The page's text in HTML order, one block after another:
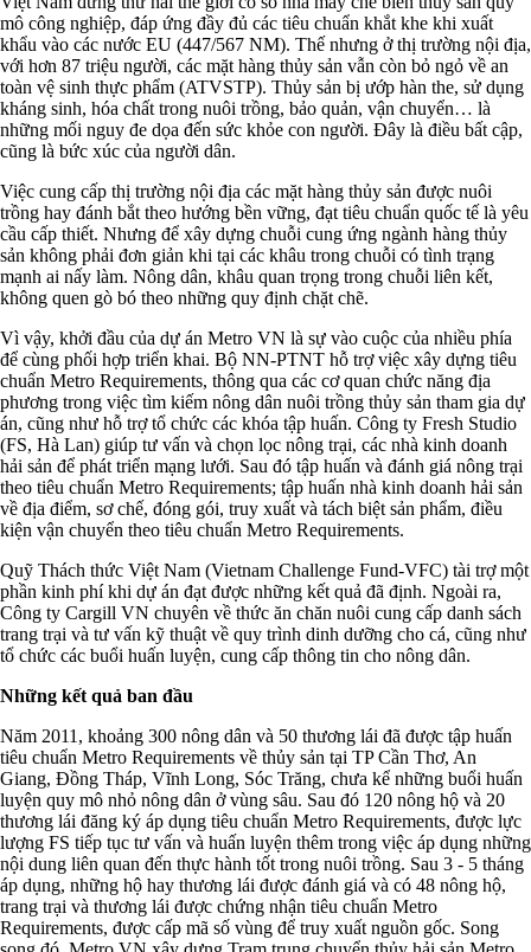
mô công nghiệp, đáp ứng đầy đủ các tiêu chuẩn khắt khe khi xuất
khẩu vào các nước EU (447/567 NM). Thế nhưng ở thị trường nội địa,
với hơn 87 triệu người, các mặt hàng thủy sản vẫn còn bỏ ngỏ về an
toàn vệ sinh thực phẩm (ATVSTP). Thủy sản bị ướp hàn the, sử dụng
kháng sinh, hóa chất trong nuôi trồng, bảo quản, vận chuyển… là
những mối nguy đe dọa đến sức khỏe con người. Đây là điều bất cập,
cũng là bức xúc của người dân.
Việc cung cấp thị trường nội địa các mặt hàng thủy sản được nuôi
trồng hay đánh bắt theo hướng bền vững, đạt tiêu chuẩn quốc tế là yêu
cầu cấp thiết. Nhưng để xây dựng chuỗi cung ứng ngành hàng thủy
sản không phải đơn giản khi tại các khâu trong chuỗi có tình trạng
mạnh ai nấy làm. Nông dân, khâu quan trọng trong chuỗi liên kết,
không quen gò bó theo những quy định chặt chẽ.
Vì vậy, khởi đầu của dự án Metro VN là sự vào cuộc của nhiều phía
để cùng phối hợp triển khai. Bộ NN-PTNT hỗ trợ việc xây dựng tiêu
chuẩn Metro Requirements, thông qua các cơ quan chức năng địa
phương trong việc tìm kiếm nông dân nuôi trồng thủy sản tham gia dự
án, cũng như hỗ trợ tổ chức các khóa tập huấn. Công ty Fresh Studio
(FS, Hà Lan) giúp tư vấn và chọn lọc nông trại, các nhà kinh doanh
hải sản để phát triển mạng lưới. Sau đó tập huấn và đánh giá nông trại
theo tiêu chuẩn Metro Requirements; tập huấn nhà kinh doanh hải sản
về địa điểm, sơ chế, đóng gói, truy xuất và tách biệt sản phẩm, điều
kiện vận chuyển theo tiêu chuẩn Metro Requirements.
Quỹ Thách thức Việt Nam (Vietnam Challenge Fund-VFC) tài trợ một
phần kinh phí khi dự án đạt được những kết quả đã định. Ngoài ra,
Công ty Cargill VN chuyên về thức ăn chăn nuôi cung cấp danh sách
trang trại và tư vấn kỹ thuật về quy trình dinh dưỡng cho cá, cũng như
tổ chức các buổi huấn luyện, cung cấp thông tin cho nông dân.
Những kết quả ban đầu
Năm 2011, khoảng 300 nông dân và 50 thương lái đã được tập huấn
tiêu chuẩn Metro Requirements về thủy sản tại TP Cần Thơ, An
Giang, Đồng Tháp, Vĩnh Long, Sóc Trăng, chưa kể những buổi huấn
luyện quy mô nhỏ nông dân ở vùng sâu. Sau đó 120 nông hộ và 20
thương lái đăng ký áp dụng tiêu chuẩn Metro Requirements, được lực
lượng FS tiếp tục tư vấn và huấn luyện thêm trong việc áp dụng những
nội dung liên quan đến thực hành tốt trong nuôi trồng. Sau 3 - 5 tháng
áp dụng, những hộ hay thương lái được đánh giá và có 48 nông hộ,
trang trại và thương lái được chứng nhận tiêu chuẩn Metro
Requirements, được cấp mã số vùng để truy xuất nguồn gốc. Song